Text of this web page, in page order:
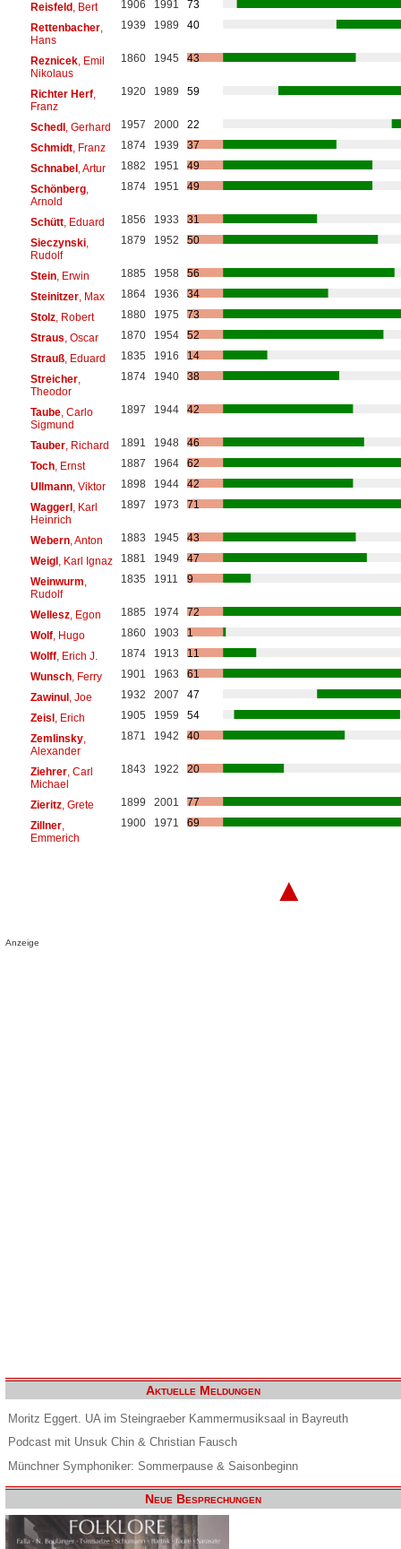
Reisfeld, Bert 1906 1991
73
Rettenbacher,
Hans
1939 1989 40
Reznicek, Emil
Nikolaus
1860 1945 43
Richter Herf,
Franz
1920 1989 59
Schedl, Gerhard 1957 2000
22
Schmidt, Franz 1874 1939
37
Schnabel, Artur 1882 1951
49
Schönberg,
Arnold
1874 1951 49
Schütt, Eduard 1856 1933
31
Sieczynski,
Rudolf
1879 1952 50
Stein, Erwin 1885 1958
56
Steinitzer, Max 1864 1936
34
Stolz, Robert 1880 1975
73
Straus , Oscar 1870 1954
52
Strauß, Eduard 1835 1916
14
Streicher,
Theodor
1874 1940 38
Taube, Carlo
Sigmund
1897 1944 42
Tauber, Richard 1891 1948
46
Toch, Ernst 1887 1964
62
Ullmann, Viktor 1898 1944
42
Waggerl, Karl
Heinrich
1897 1973 71
Webern, Anton 1883 1945
43
Weigl, Karl Ignaz 1881 1949
47
Weinwurm
Rudolf
1835 1911 9
Wellesz, Egon 1885 1974
72
Wolf, Hugo 1860 1903
1
Wolff, Erich J. 1874 1913
11
Wunsch, Ferry 1901 1963
61
Zawinul, Joe 1932 2007
47
Zeisl, Erich 1905 1959
54
Zemlinsky,
Alexander
1871 1942 40
Ziehrer, Carl
Michael
1843 1922 20
Zieritz, Grete 1899 2001
77
Zillner,
Emmerich
1900 1971 69
▲
Anzeige
Aktuelle Meldungen
Moritz Eggert. UA im Steingraeber Kammermusiksaal in Bayreuth
Podcast mit Unsuk Chin & Christian Fausch
Münchner Symphoniker: Sommerpause & Saisonbeginn
Neue Besprechungen